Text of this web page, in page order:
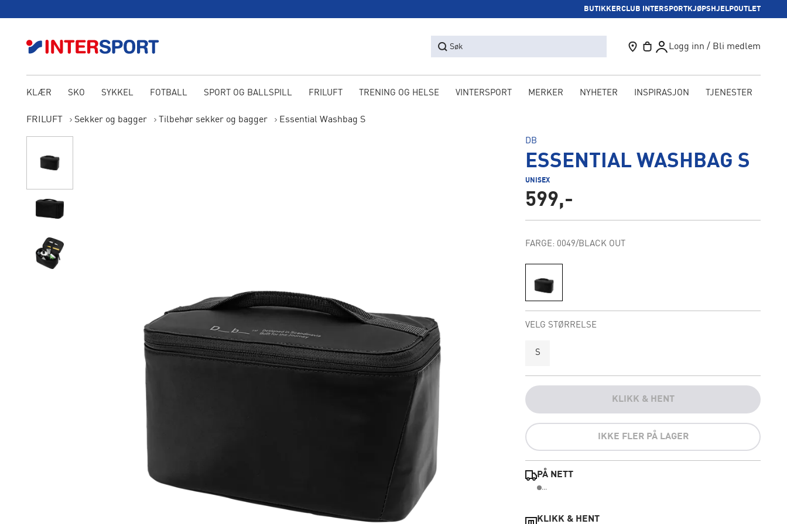
BUTIKKERCLUB INTERSPORTKJØPSHJELPOUTLET
Søk Logg inn / Bli medlem
KLÆR SKO SYKKEL FOTBALL SPORT OG BALLSPILL FRILUFT TRENING OG HELSE VINTERSPORT MERKER NYHETER INSPIRASJON TJENESTER
FRILUFT Sekker og bagger Tilbehør sekker og bagger Essential Washbag S
DB
ESSENTIAL WASHBAG S
UNISEX
599,-
FARGE: 0049/BLACK OUT
VELG STØRRELSE
S
KLIKK & HENT
IKKE FLER PÅ LAGER
PÅ NETT
...
KLIKK & HENT